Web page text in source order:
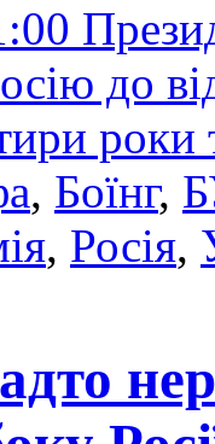
до
роки
, Боїнг,
, Росія,